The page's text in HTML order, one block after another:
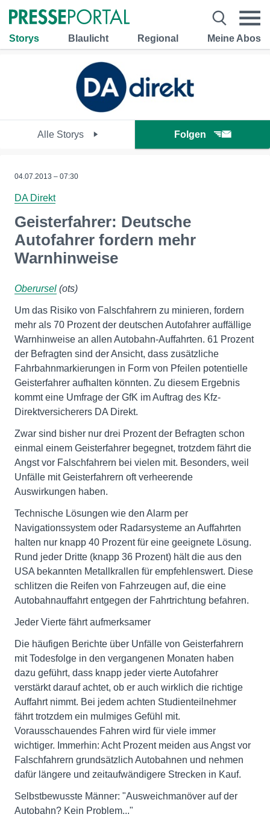
Storys Blaulicht Regional Meine Abos
Alle Storys Folgen
04.07.2013 – 07:30
DA Direkt
Geisterfahrer: Deutsche
Autofahrer fordern mehr
Warnhinweise
Oberursel (ots)
Um das Risiko von Falschfahrern zu minieren, fordern
mehr als 70 Prozent der deutschen Autofahrer auffällige
Warnhinweise an allen Autobahn-Auffahrten. 61 Prozent
der Befragten sind der Ansicht, dass zusätzliche
Fahrbahnmarkierungen in Form von Pfeilen potentielle
Geisterfahrer aufhalten könnten. Zu diesem Ergebnis
kommt eine Umfrage der GfK im Auftrag des Kfz-
Direktversicherers DA Direkt.
Zwar sind bisher nur drei Prozent der Befragten schon
einmal einem Geisterfahrer begegnet, trotzdem fährt die
Angst vor Falschfahrern bei vielen mit. Besonders, weil
Unfälle mit Geisterfahrern oft verheerende
Auswirkungen haben.
Technische Lösungen wie den Alarm per
Navigationssystem oder Radarsysteme an Auffahrten
halten nur knapp 40 Prozent für eine geeignete Lösung.
Rund jeder Dritte (knapp 36 Prozent) hält die aus den
USA bekannten Metallkrallen für empfehlenswert. Diese
schlitzen die Reifen von Fahrzeugen auf, die eine
Autobahnauffahrt entgegen der Fahrtrichtung befahren.
Jeder Vierte fährt aufmerksamer
Die häufigen Berichte über Unfälle von Geisterfahrern
mit Todesfolge in den vergangenen Monaten haben
dazu geführt, dass knapp jeder vierte Autofahrer
verstärkt darauf achtet, ob er auch wirklich die richtige
Auffahrt nimmt. Bei jedem achten Studienteilnehmer
fährt trotzdem ein mulmiges Gefühl mit.
Vorausschauendes Fahren wird für viele immer
wichtiger. Immerhin: Acht Prozent meiden aus Angst vor
Falschfahrern grundsätzlich Autobahnen und nehmen
dafür längere und zeitaufwändigere Strecken in Kauf.
Selbstbewusste Männer: "Ausweichmanöver auf der
Autobahn? Kein Problem..."